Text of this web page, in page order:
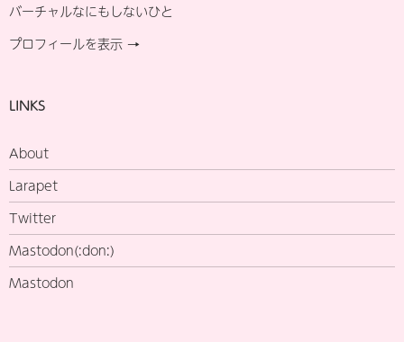
バーチャルなにもしないひと
プロフィールを表示 →
LINKS
About
Larapet
Twitter
Mastodon(:don:)
Mastodon